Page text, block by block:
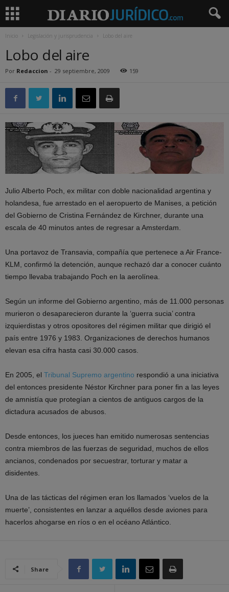
Inicio Legislación y jurisprudencia Lobo del aire
Lobo del aire
Por Redaccion - 29 septiembre, 2009 159
Julio Alberto Poch, ex militar con doble nacionalidad argentina y
holandesa, fue arrestado en el aeropuerto de Manises, a petición
del Gobierno de Cristina Fernández de Kirchner, durante una
escala de 40 minutos antes de regresar a Amsterdam.
Una portavoz de Transavia, compañía que pertenece a Air France-
KLM, confirmó la detención, aunque rechazó dar a conocer cuánto
tiempo llevaba trabajando Poch en la aerolínea.
Según un informe del Gobierno argentino, más de 11.000 personas
murieron o desaparecieron durante la ‘guerra sucia’ contra
izquierdistas y otros opositores del régimen militar que dirigió el
país entre 1976 y 1983. Organizaciones de derechos humanos
elevan esa cifra hasta casi 30.000 casos.
En 2005, el Tribunal Supremo argentino respondió a una iniciativa
del entonces presidente Néstor Kirchner para poner fin a las leyes
de amnistía que protegían a cientos de antiguos cargos de la
dictadura acusados de abusos.
Desde entonces, los jueces han emitido numerosas sentencias
contra miembros de las fuerzas de seguridad, muchos de ellos
ancianos, condenados por secuestrar, torturar y matar a
disidentes.
Una de las tácticas del régimen eran los llamados ‘vuelos de la
muerte’, consistentes en lanzar a aquéllos desde aviones para
hacerlos ahogarse en ríos o en el océano Atlántico.
Share